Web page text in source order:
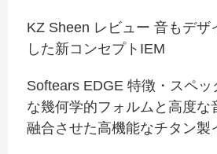
KZ Sheen レビュー 音もデザ
した新コンセプトIEM
Softears EDGE 特徴・スペッ
な幾何学的フォルムと高度な
融合させた高機能なチタン製